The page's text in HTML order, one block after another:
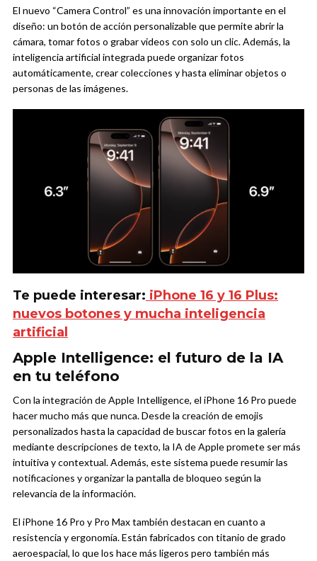
El nuevo “Camera Control” es una innovación importante en el
diseño: un botón de acción personalizable que permite abrir la
cámara, tomar fotos o grabar videos con solo un clic. Además, la
inteligencia artificial integrada puede organizar fotos
automáticamente, crear colecciones y hasta eliminar objetos o
personas de las imágenes.
Te puede interesar: iPhone 16 y 16 Plus:
nuevos botones y mucha inteligencia
artificial
Apple Intelligence: el futuro de la IA
en tu teléfono
Con la integración de Apple Intelligence, el iPhone 16 Pro puede
hacer mucho más que nunca. Desde la creación de emojis
personalizados hasta la capacidad de buscar fotos en la galería
mediante descripciones de texto, la IA de Apple promete ser más
intuitiva y contextual. Además, este sistema puede resumir las
notificaciones y organizar la pantalla de bloqueo según la
relevancia de la información.
El iPhone 16 Pro y Pro Max también destacan en cuanto a
resistencia y ergonomía. Están fabricados con titanio de grado
aeroespacial, lo que los hace más ligeros pero también más